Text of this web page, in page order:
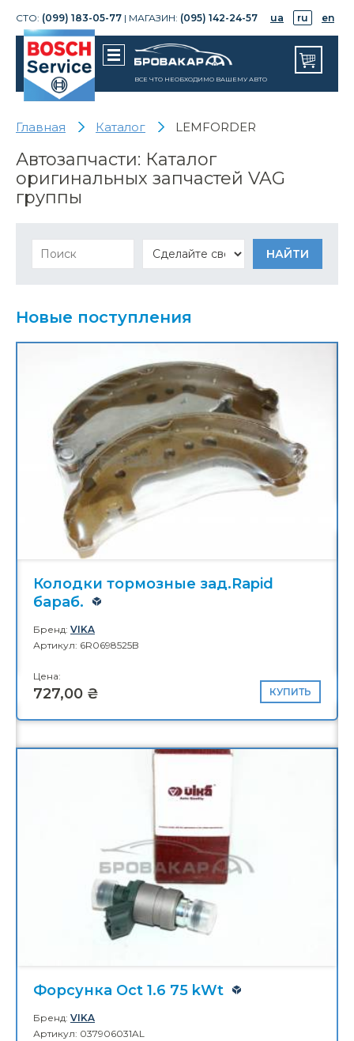
СТО: (099) 183-05-77 | МАГАЗИН: (095) 142-24-57 ua ru en
ВСЕ ЧТО НЕОБХОДИМО ВАШЕМУ АВТО
Главная Каталог LEMFORDER
Автозапчасти: Каталог
оригинальных запчастей VAG
группы
Новые поступления
Корпус механизма изменен. фаз
ГРМ 1.8 FSI
Бренд:BORSEHUNG
Артикул: 06H109210AG
Цена:
2 760,00 ₴
Сайлентблок зад.рычага Oct.А5
Бренд:BORSEHUNG
Артикул: 1K0505553A
Цена:
236,00 ₴
17